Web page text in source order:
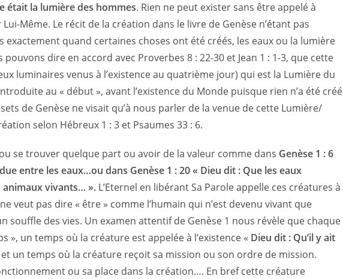
était la lumière des hommes. Rien ne peut exister sans être appelé à
Même. Le récit de la création dans le livre de Genèse n’étant pas
exactement quand certaines choses ont été créés, les eaux ou la lumière
dire en accord avec Proverbes 8 : 22-30 et Jean 1 : 1-3, que cette
luminaires venus à l’existence au quatrième jour) qui est la Lumière du
au « début », avant l’existence du Monde puisque rien n’a été créé
de Genèse ne visait qu’à nous parler de la venue de cette Lumière/
selon Hébreux 1 : 3 et Psaumes 33 : 6.
se trouver quelque part ou avoir de la valeur comme dans Genèse 1 : 6
entre les eaux…ou dans Genèse 1 : 20 « Dieu dit : Que les eaux
animaux vivants… ». L’Eternel en libérant Sa Parole appelle ces créatures à
veut pas dire « être » comme l’humain qui n’est devenu vivant que
souffle des vies. Un examen attentif de Genèse 1 nous révèle que chaque
», un temps où la créature est appelée à l’existence « Dieu dit : Qu’il y ait
et un temps où la créature reçoit sa mission ou son ordre de mission.
ou sa place dans la création…. En bref cette créature